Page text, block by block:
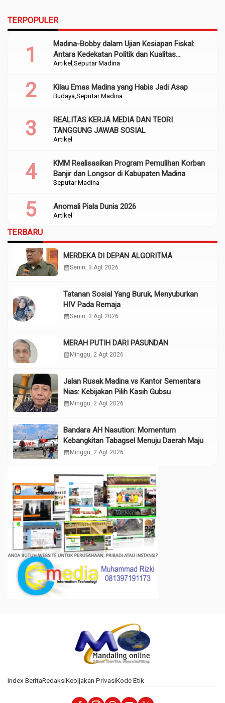
TERPOPULER
Artikel Seputar Madina
Madina-Bobby dalam Ujian Kesiapan Fiskal:
Antara Kedekatan Politik dan Kualitas
Perencanaan
Budaya Seputar Madina
Kilau Emas Madina yang Habis Jadi Asap
Artikel
REALITAS KERJA MEDIA DAN TEORI
TANGGUNG JAWAB SOSIAL
Seputar Madina
KMM Realisasikan Program Pemulihan Korban
Banjir dan Longsor di Kabupaten Madina
Artikel
Anomali Piala Dunia 2026
TERBARU
MERDEKA DI DEPAN ALGORITMA
calendar_monthSenin, 3 Agt 2026
Tatanan Sosial Yang Buruk, Menyuburkan
HIV Pada Remaja
calendar_monthSenin, 3 Agt 2026
MERAH PUTIH DARI PASUNDAN
calendar_month Minggu, 2 Agt 2026
Jalan Rusak Madina vs Kantor Sementara
Nias: Kebijakan Pilih Kasih Gubsu
calendar_month Minggu, 2 Agt 2026
Bandara AH Nasution: Momentum
Kebangkitan Tabagsel Menuju Daerah Maju
calendar_month Minggu, 2 Agt 2026
Index BeritaRedaksiKebijakan PrivasiKode Etik